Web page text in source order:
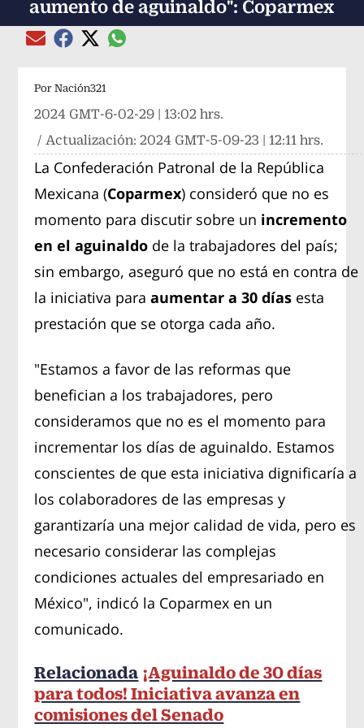
aumento de aguinaldo": Coparmex
Compartir el artículo actual mediante Email
Compartir el artículo actual mediante Facebook
Compartir el artículo actual mediante Twitter
Compartir el artículo actual mediante
Por Nación321
2024 GMT-6-02-29 | 13:02 hrs.
/ Actualización:2024 GMT-5-09-23 | 12:11 hrs.
La Confederación Patronal de la República
Mexicana (Coparmex) consideró que no es
momento para discutir sobre un incremento
en el aguinaldo de la trabajadores del país;
sin embargo, aseguró que no está en contra de
la iniciativa para aumentar a 30 días esta
prestación que se otorga cada año.
"Estamos a favor de las reformas que
benefician a los trabajadores, pero
consideramos que no es el momento para
incrementar los días de aguinaldo. Estamos
conscientes de que esta iniciativa dignificaría a
los colaboradores de las empresas y
garantizaría una mejor calidad de vida, pero es
necesario considerar las complejas
condiciones actuales del empresariado en
México", indicó la Coparmex en un
comunicado.
Relacionada ¡Aguinaldo de 30 días
para todos! Iniciativa avanza en
comisiones del Senado